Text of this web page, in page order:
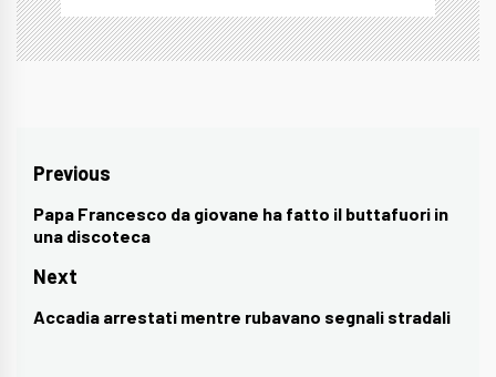
Navigazione
articoli
Previous
Previous
post:
Papa Francesco da giovane ha fatto il buttafuori in
una discoteca
Next
Next
Accadia arrestati mentre rubavano segnali stradali